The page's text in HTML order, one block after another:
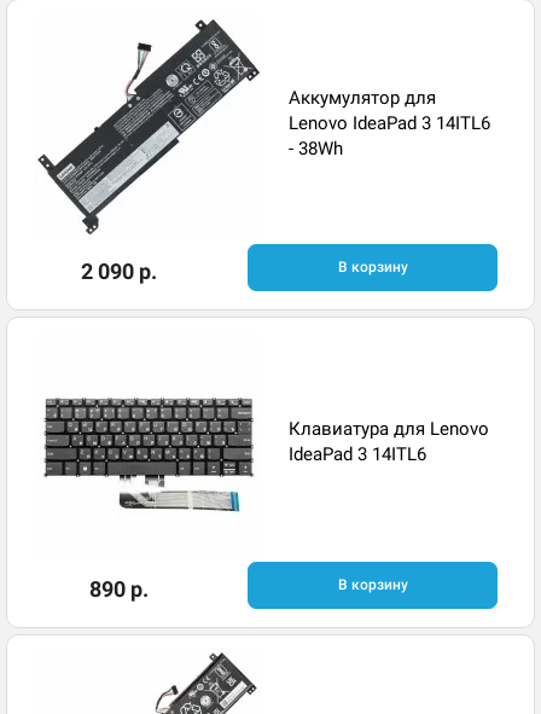
Аккумулятор для
Lenovo IdeaPad 3 14ITL6
- 38Wh
2 090 р. В корзину
Клавиатура для Lenovo
IdeaPad 3 14ITL6
890 р. В корзину